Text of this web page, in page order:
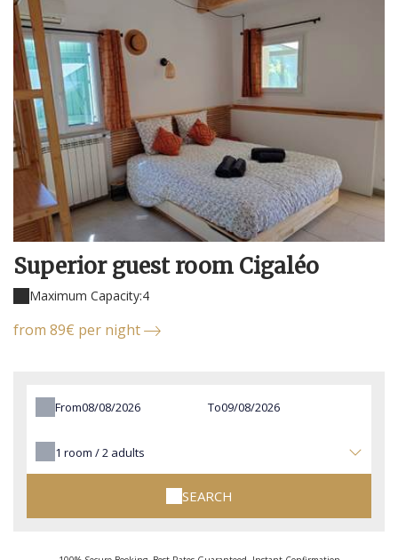
Superior guest room Cigaléo
Maximum Capacity:4
from 89€ per night
From To
1 room /2 adults
SEARCH